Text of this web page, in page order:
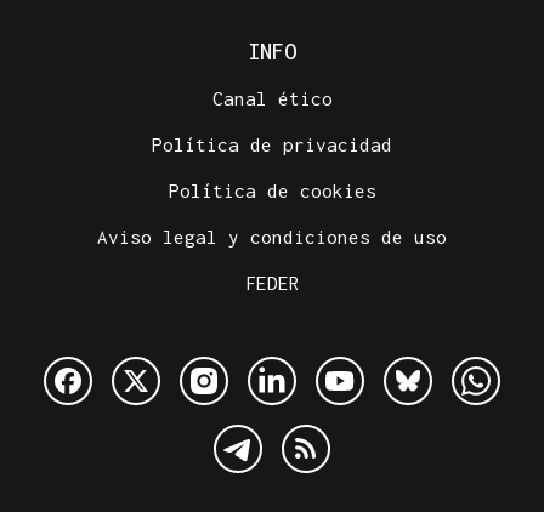
INFO
Canal ético
Política de privacidad
Política de cookies
Aviso legal y condiciones de uso
FEDER